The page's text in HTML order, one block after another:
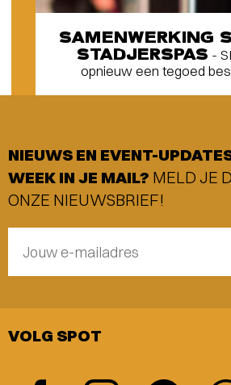
SAMENWERKING
STADJERSPAS -
opnieuw een tegoed
NIEUWS EN EVENT-
WEEK IN JE MAIL? MELD JE
ONZE NIEUWSBRIEF!
Jouw e-mailadres
VOLG SPOT